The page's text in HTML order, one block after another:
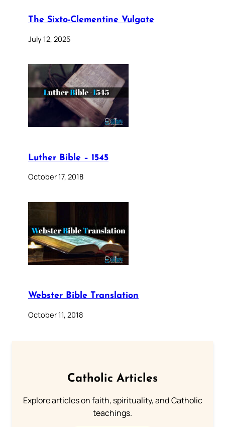
The Sixto-Clementine Vulgate
July 12, 2025
Luther Bible – 1545
October 17, 2018
Webster Bible Translation
October 11, 2018
Catholic Articles
Explore articles on faith, spirituality, and Catholic
teachings.